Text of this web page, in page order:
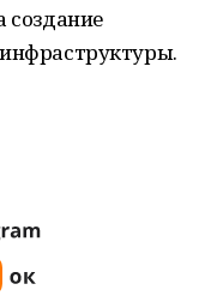
создание